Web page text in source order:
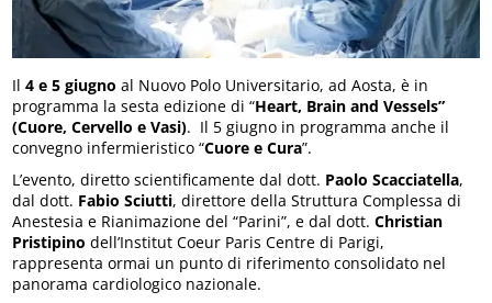
Il4 e 5 giugno al Nuovo Polo Universitario, ad Aosta, è in
programma la sesta edizione di “Heart, Brain and Vessels”
(Cuore, Cervello e Vasi). Il 5 giugno in programma anche il
convegno infermieristico “Cuore e Cura”.
L’evento, diretto scientificamente dal dott. Paolo Scacciatella,
dal dott. Fabio Sciutti, direttore della Struttura Complessa di
Anestesia e Rianimazione del “Parini”, e dal dott. Christian
Pristipino dell’Institut Coeur Paris Centre di Parigi,
rappresenta ormai un punto di riferimento consolidato nel
panorama cardiologico nazionale.